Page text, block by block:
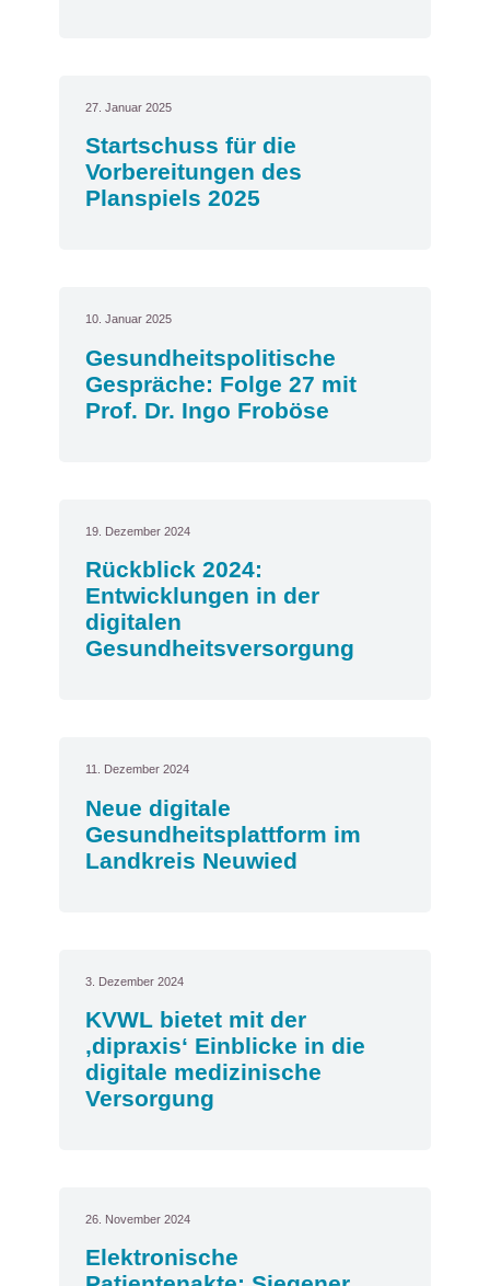
27. Januar 2025
Startschuss für die
Vorbereitungen des
Planspiels 2025
10. Januar 2025
Gesundheitspolitische
Gespräche: Folge 27 mit
Prof. Dr. Ingo Froböse
19. Dezember 2024
Rückblick 2024:
Entwicklungen in der
digitalen
Gesundheitsversorgung
11. Dezember 2024
Neue digitale
Gesundheitsplattform im
Landkreis Neuwied
3. Dezember 2024
KVWL bietet mit der
‚dipraxis‘ Einblicke in die
digitale medizinische
Versorgung
26. November 2024
Elektronische